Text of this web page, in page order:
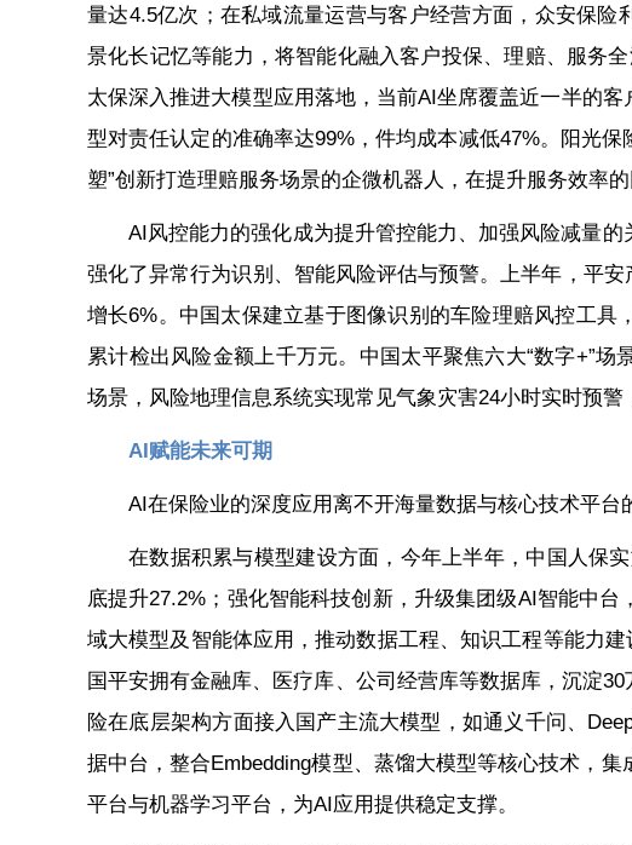
量达4.5亿次；在私域流量运营与客户经营方面，众安保
景化长记忆等能力，将智能化融入客户投保、理赔、服务
太保深入推进大模型应用落地，当前AI坐席覆盖近一半的
型对责任认定的准确率达99%，件均成本减低47%。阳光
塑”创新打造理赔服务场景的企微机器人，在提升服务效率
AI风控能力的强化成为提升管控能力、加强风险减量
强化了异常行为识别、智能风险评估与预警。上半年，平
增长6%。中国太保建立基于图像识别的车险理赔风控工具
累计检出风险金额上千万元。中国太平聚焦六大“数字+”
场景，风险地理信息系统实现常见气象灾害24小时实时预警
AI赋能未来可期
AI在保险业的深度应用离不开海量数据与核心技术平台
在数据积累与模型建设方面，今年上半年，中国人保
底提升27.2%；强化智能科技创新，升级集团级AI智能中
域大模型及智能体应用，推动数据工程、知识工程等能力
国平安拥有金融库、医疗库、公司经营库等数据库，沉淀
险在底层架构方面接入国产主流大模型，如通义千问、
据中台，整合Embedding模型、蒸馏大模型等核心技术，
平台与机器学习平台，为AI应用提供稳定支撑。